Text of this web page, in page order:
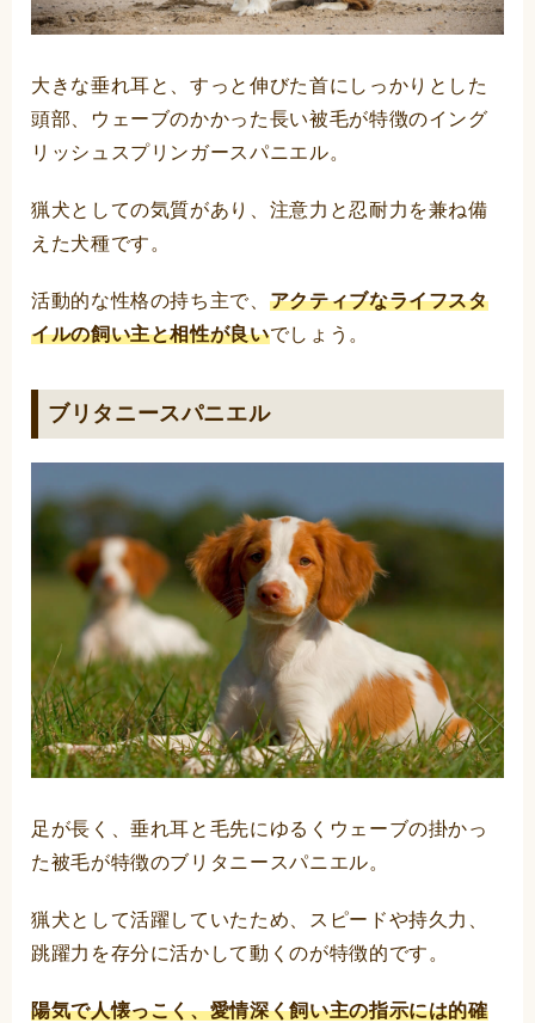
大きな垂れ耳と、すっと伸びた首にしっかりとした
頭部、ウェーブのかかった長い被毛が特徴のイング
リッシュスプリンガースパニエル。
猟犬としての気質があり、注意力と忍耐力を兼ね備
えた犬種です。
活動的な性格の持ち主で、 アクティブなライフスタ
イルの飼い主と相性が良いでしょう。
ブリタニースパニエル
足が長く、垂れ耳と毛先にゆるくウェーブの掛かっ
た被毛が特徴のブリタニースパニエル。
猟犬として活躍していたため、スピードや持久力、
跳躍力を存分に活かして動くのが特徴的です。
陽気で人懐っこく、愛情深く飼い主の指示には的確